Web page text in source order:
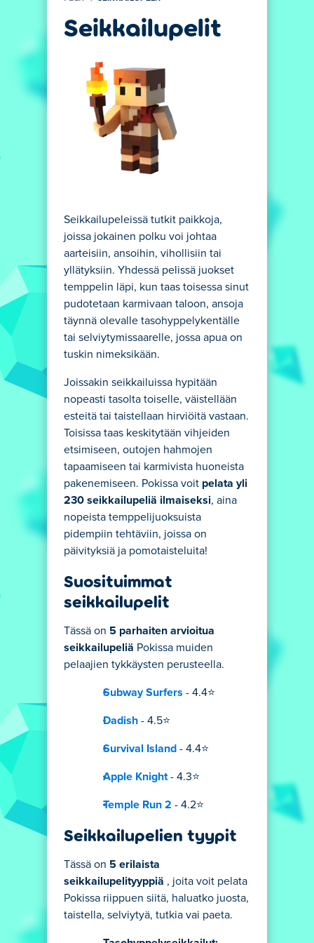
Seikkailupelit
Seikkailupeleissä tutkit paikkoja,
joissa jokainen polku voi johtaa
aarteisiin, ansoihin, vihollisiin tai
yllätyksiin. Yhdessä pelissä juokset
temppelin läpi, kun taas toisessa sinut
pudotetaan karmivaan taloon, ansoja
täynnä olevalle tasohyppelykentälle
tai selviytymissaarelle, jossa apua on
tuskin nimeksikään.
Joissakin seikkailuissa hypitään
nopeasti tasolta toiselle, väistellään
esteitä tai taistellaan hirviöitä vastaan.
Toisissa taas keskitytään vihjeiden
etsimiseen, outojen hahmojen
tapaamiseen tai karmivista huoneista
pakenemiseen. Pokissa voit pelata yli
230 seikkailupeliä ilmaiseksi, aina
nopeista temppelijuoksuista
pidempiin tehtäviin, joissa on
päivityksiä ja pomotaisteluita!
Suosituimmat
seikkailupelit
Tässä on 5 parhaiten arvioitua
seikkailupeliä Pokissa muiden
pelaajien tykkäysten perusteella.
Subway Surfers - 4.4⭐
Dadish - 4.5⭐
Survival Island - 4.4⭐
Apple Knight - 4.3⭐
Temple Run 2 - 4.2⭐
Seikkailupelien tyypit
Tässä on 5 erilaista
seikkailupelityyppiä , joita voit pelata
Pokissa riippuen siitä, haluatko juosta,
taistella, selviytyä, tutkia vai paeta.